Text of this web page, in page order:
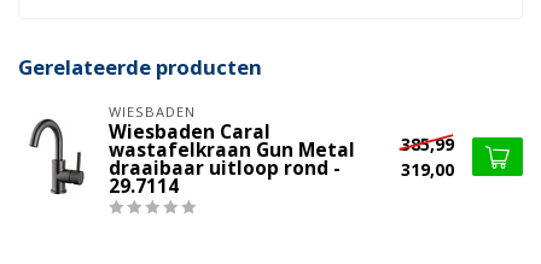
Gerelateerde producten
WIESBADEN
Wiesbaden Caral
wastafelkraan Gun Metal
draaibaar uitloop rond -
29.7114
385,99
319,00